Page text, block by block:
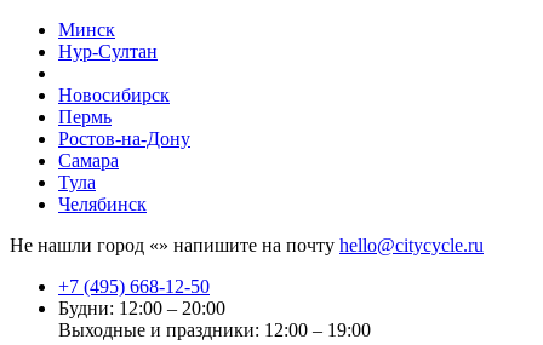
Минск
Нур-Султан
Новосибирск
Пермь
Ростов-на-Дону
Самара
Тула
Челябинск
Не нашли город «» напишите на почту hello@citycycle.ru
+7 (495) 668-12-50
Будни: 12:00 – 20:00
Выходные и праздники: 12:00 – 19:00